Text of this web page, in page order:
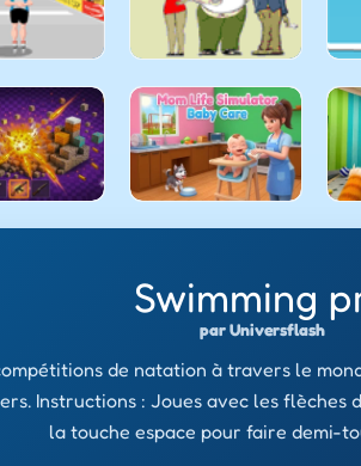
Swimming
par Universflash
de natation à travers le
Instructions : Joues avec les
la touche espace pour faire demi-